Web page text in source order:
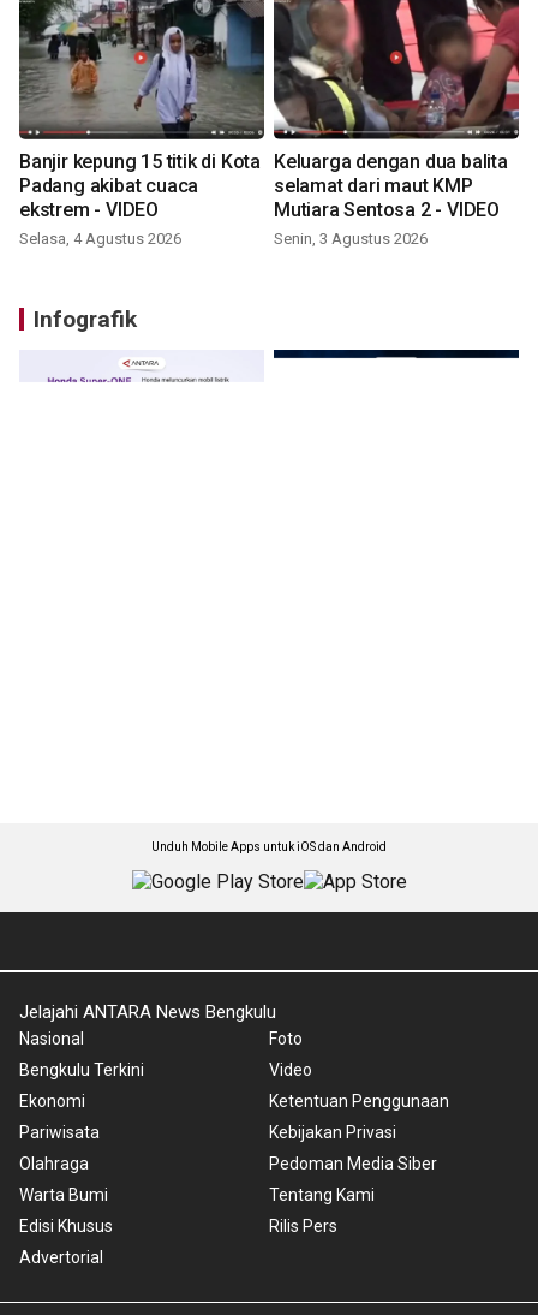
Banjir kepung 15 titik di Kota
Padang akibat cuaca
ekstrem - VIDEO
Selasa, 4 Agustus 2026
Keluarga dengan dua balita
selamat dari maut KMP
Mutiara Sentosa 2 - VIDEO
Senin, 3 Agustus 2026
Infografik
Unduh Mobile Apps untuk iOS dan Android
Jelajahi ANTARA News Bengkulu
Nasional
Bengkulu Terkini
Ekonomi
Pariwisata
Olahraga
Warta Bumi
Edisi Khusus
Advertorial
Foto
Video
Ketentuan Penggunaan
Kebijakan Privasi
Pedoman Media Siber
Tentang Kami
Rilis Pers